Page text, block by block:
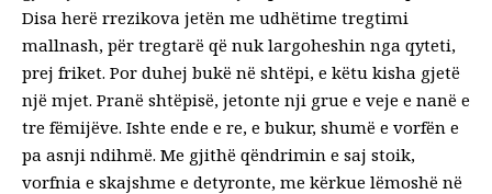
Disa herë rrezikova jetën me udhëtime tregtimi
mallnash, për tregtarë që nuk largoheshin nga qyteti,
prej friket. Por duhej bukë në shtëpi, e këtu kisha gjetë
një mjet. Pranë shtëpisë, jetonte nji grue e veje e nanë e
tre fëmijëve. Ishte ende e re, e bukur, shumë e vorfën e
pa asnji ndihmë. Me gjithë qëndrimin e saj stoik,
vorfnia e skajshme e detyronte, me kërkue lëmoshë në